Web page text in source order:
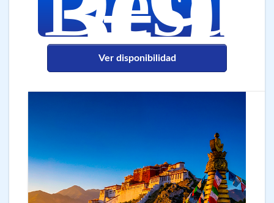
Ver disponibilidad